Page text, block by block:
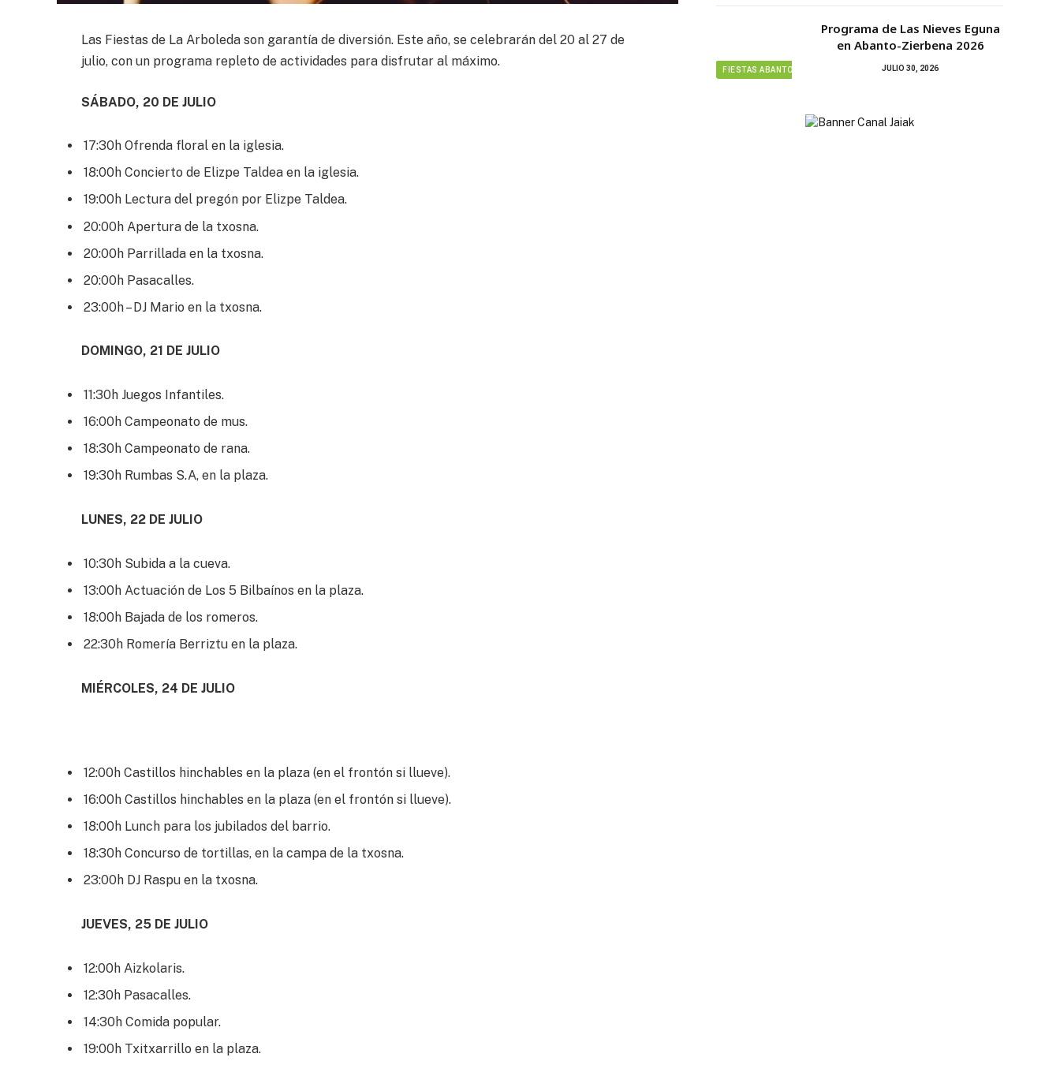
Las Fiestas de La Arboleda son garantía de diversión. Este año, se celebrarán del 20 al 27 de
julio, con un programa repleto de actividades para disfrutar al máximo.
SÁBADO, 20 DE JULIO
17:30h Ofrenda floral en la iglesia.
18:00h Concierto de Elizpe Taldea en la iglesia.
19:00h Lectura del pregón por Elizpe Taldea.
20:00h Apertura de la txosna.
20:00h Parrillada en la txosna.
20:00h Pasacalles.
23:00h – DJ Mario en la txosna.
DOMINGO, 21 DE JULIO
11:30h Juegos Infantiles.
16:00h Campeonato de mus.
18:30h Campeonato de rana.
19:30h Rumbas S.A, en la plaza.
LUNES, 22 DE JULIO
10:30h Subida a la cueva.
13:00h Actuación de Los 5 Bilbaínos en la plaza.
18:00h Bajada de los romeros.
22:30h Romería Berriztu en la plaza.
MIÉRCOLES, 24 DE JULIO
12:00h Castillos hinchables en la plaza (en el frontón si llueve).
16:00h Castillos hinchables en la plaza (en el frontón si llueve).
18:00h Lunch para los jubilados del barrio.
18:30h Concurso de tortillas, en la campa de la txosna.
23:00h DJ Raspu en la txosna.
JUEVES, 25 DE JULIO
12:00h Aizkolaris.
12:30h Pasacalles.
14:30h Comida popular.
19:00h Txitxarrillo en la plaza.
FIESTAS ABANTO ZIERBENA
Programa de Las Nieves Eguna
en Abanto-Zierbena 2026
JULIO 30, 2026